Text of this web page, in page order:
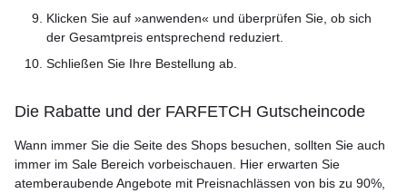
Klicken Sie auf »anwenden« und überprüfen Sie, ob sich
der Gesamtpreis entsprechend reduziert.
Schließen Sie Ihre Bestellung ab.
Die Rabatte und der FARFETCH Gutscheincode
Wann immer Sie die Seite des Shops besuchen, sollten Sie auch
immer im Sale Bereich vorbeischauen. Hier erwarten Sie
atemberaubende Angebote mit Preisnachlässen von bis zu 90%,